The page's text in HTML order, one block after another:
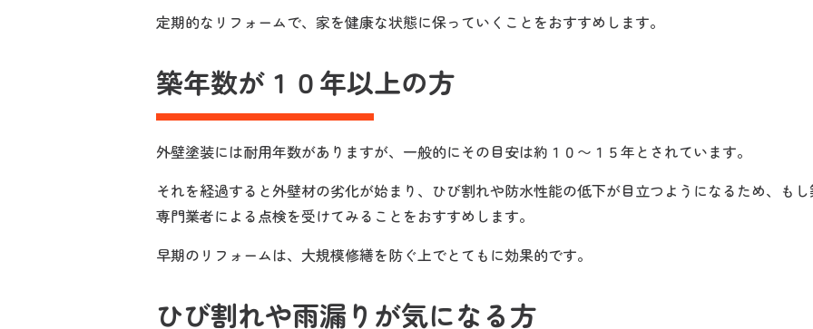
定期的なリフォームで、家を健康な状態に保っていくことをおすすめします。
築年数が１０年以上の方
外壁塗装には耐用年数がありますが、一般的にその目安は約１０〜１５年とされています。
それを経過すると外壁材の劣化が始まり、ひび割れや防水性能の低下が目立つようになるため、も
専門業者による点検を受けてみることをおすすめします。
早期のリフォームは、大規模修繕を防ぐ上でとてもに効果的です。
ひび割れや雨漏りが気になる方